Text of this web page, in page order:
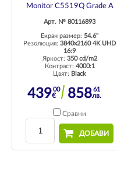
Monitor C5519Q Grade A
Арт. № 80116893
Екран размер: 54.6"
Резолюция:3840x2160 4K UHD
16:9
Яркост: 350 cd/m2
Контраст: 4000:1
Цвят: Black
43900
€ 85861
лв.
Сравни
ДОБАВИ